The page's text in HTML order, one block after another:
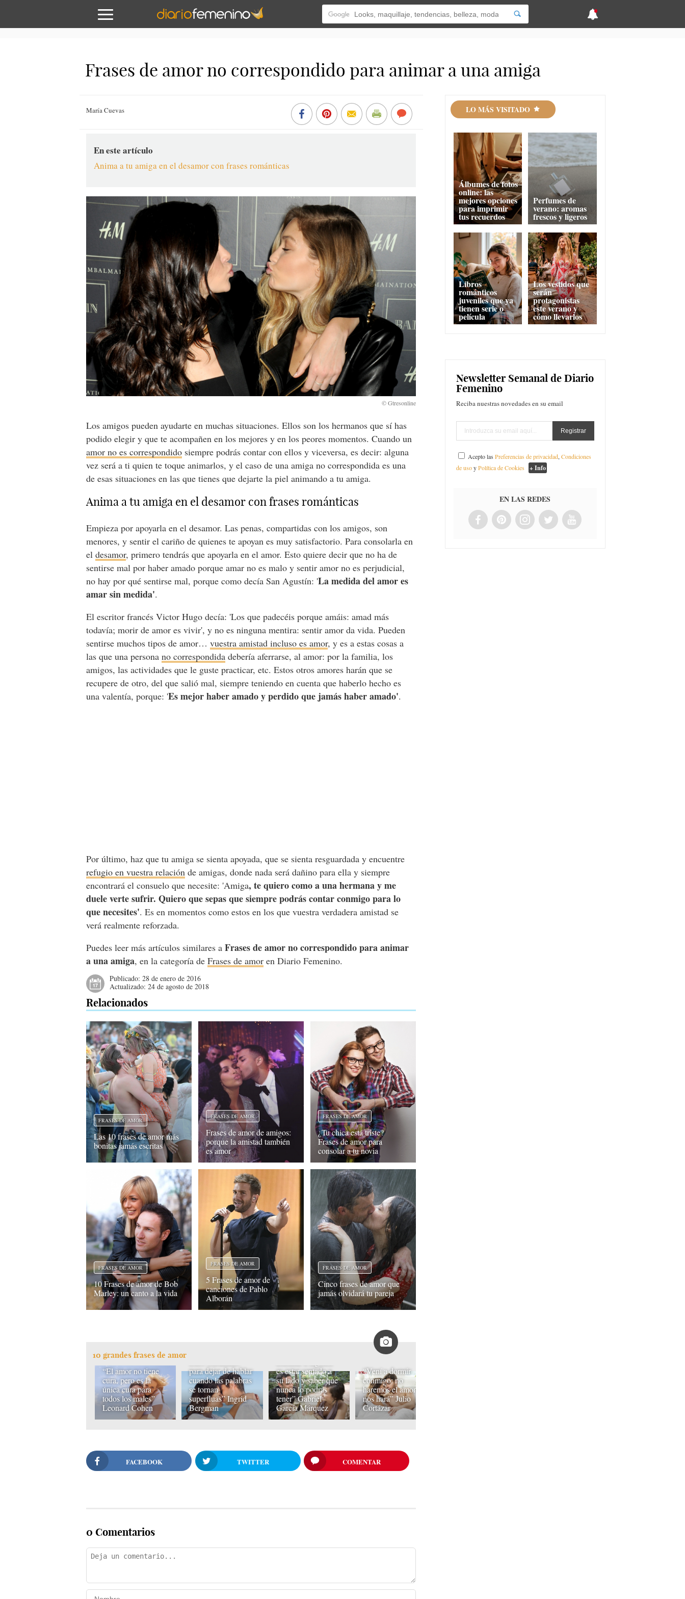
Frases de amor no correspondido para animar a una amiga
María Cuevas
En este artículo
Anima a tu amiga en el desamor con frases románticas
Los amigos pueden ayudarte en muchas situaciones. Ellos son los hermanos que sí has
podido elegir y que te acompañen en los mejores y en los peores momentos. Cuando un
amor no es correspondido siempre podrás contar con ellos y viceversa, es decir: alguna
vez será a ti quien te toque animarlos, y el caso de una amiga no correspondida es una
de esas situaciones en las que tienes que dejarte la piel animando a tu amiga.
Anima a tu amiga en el desamor con frases románticas
Empieza por apoyarla en el desamor. Las penas, compartidas con los amigos, son
menores, y sentir el cariño de quienes te apoyan es muy satisfactorio. Para consolarla en
eldesamor, primero tendrás que apoyarla en el amor. Esto quiere decir que no ha de
sentirse mal por haber amado porque amar no es malo y sentir amor no es perjudicial,
no hay por qué sentirse mal, porque como decía San Agustín: 'La medida del amor es
amar sin medida'.
El escritor francés Victor Hugo decía: 'Los que padecéis porque amáis: amad más
todavía; morir de amor es vivir', y no es ninguna mentira: sentir amor da vida. Pueden
sentirse muchos tipos de amor…vuestra amistad incluso es amor, y es a estas cosas a
las que una personano correspondida debería aferrarse, al amor: por la familia, los
amigos, las actividades que le guste practicar, etc. Estos otros amores harán que se
recupere de otro, del que salió mal, siempre teniendo en cuenta que haberlo hecho es
una valentía, porque: 'Es mejor haber amado y perdido que jamás haber amado'.
Por último, haz que tu amiga se sienta apoyada, que se sienta resguardada y encuentre
refugio en vuestra relación de amigas, donde nada será dañino para ella y siempre
encontrará el consuelo que necesite: 'Amiga, te quiero como a una hermana y me
duele verte sufrir. Quiero que sepas que siempre podrás contar conmigo para lo
que necesites'. Es en momentos como estos en los que vuestra verdadera amistad se
verá realmente reforzada.
Puedes leer más artículos similares aFrases de amor no correspondido para animar
a una amiga, en la categoría deFrases de amor en Diario Femenino.
Publicado:28 de enero de 2016
Actualizado:24 de agosto de 2018
Relacionados
FRASES DE AMOR
Las 10 frases de amor más
bonitas jamás escritas
FRASES DE AMOR
Frases de amor de amigos:
porque la amistad también
es amor
FRASES DE AMOR
¿Tu chica está triste?
Frases de amor para
consolar a tu novia
FRASES DE AMOR
10 Frases de amor de Bob
Marley: un canto a la vida
FRASES DE AMOR
5 Frases de amor de
canciones de Pablo
Alborán
FRASES DE AMOR
Cinco frases de amor que
jamás olvidará tu pareja
10 grandes frases de amor
“El amor no tiene
cura, pero es la
única cura para
todos los males”
Leonard Cohen
para dejar de hablar
cuando las palabras
se tornan
superfluas” Ingrid
Bergman
es estar sentado a
su lado y saber que
nunca lo podrás
tener” Gabriel
García Márquez
“Vení a dormir
conmigo: no
haremos el amor, él
nos hará” Julio
Cortázar
FACEBOOK TWITTER COMENTAR
0 Comentarios
LO MÁS VISITADO
Álbumes de fotos
online: las
mejores opciones
para imprimir
tus recuerdos
Perfumes de
verano: aromas
frescos y ligeros
Libros
románticos
juveniles que ya
tienen serie o
película
Los vestidos que
serán
protagonistas
este verano y
cómo llevarlos
Newsletter Semanal de Diario
Femenino
Reciba nuestras novedades en su email
Acepto lasPreferencias de privacidad,Condiciones
de usoyPolítica de Cookies + Info
EN LAS REDES